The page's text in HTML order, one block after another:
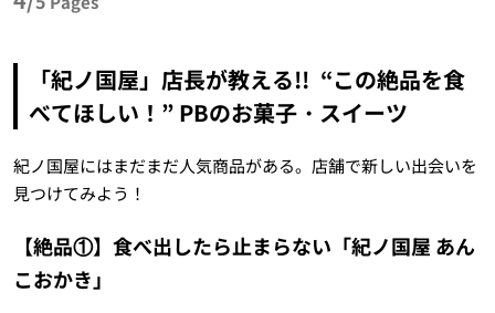
「紀ノ国屋」店長が教える!! “この絶品を食
べてほしい！” PBのお菓子・スイーツ
紀ノ国屋にはまだまだ人気商品がある。店舗で新しい出会いを
見つけてみよう！
【絶品①】食べ出したら止まらない「紀ノ国屋 あん
こおかき」